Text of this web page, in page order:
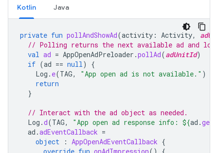
Kotlin Java
private fun pollAndShowAd(activity : Activity,
// Polling returns the next available ad and
val ad = AppOpenAdPreloader .pollAd(adUnitId)
if (ad == null)
{
Log . e(TAG, "App open ad is not available." )
return
}
// Interact with the ad object as needed.
Log .d(TAG, "App open ad response info: ${ad .
ad .adEventCallback =
object
: AppOpenAdEventCallback {